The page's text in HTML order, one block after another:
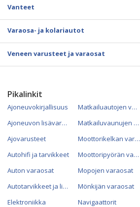
Vanteet
Varaosa- ja kolariautot
Veneen varusteet ja varaosat
Pikalinkit
Ajoneuvokirjallisuus
Ajoneuvon lisävarusteet
Ajovarusteet
Autohifi ja tarvikkeet
Auton varaosat
Autotarvikkeet ja lisävarusteet
Elektroniikka
Matkailuautojen varaosat
Matkailuvaunujen varaosat
Moottorikelkan varaosat
Moottoripyörän varaosat
Mopojen varaosat
Mönkijän varaosat
Navigaattorit